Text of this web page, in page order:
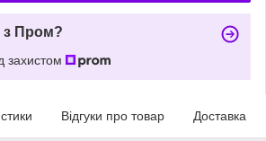
з Пром?
захистом
Відгуки про товар Доставка